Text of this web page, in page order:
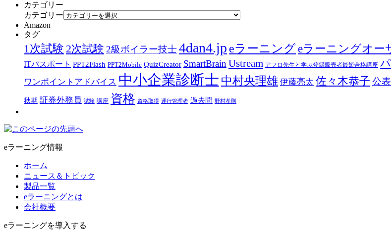
カテゴリー
カテゴリー
Amazon
タグ
1次試験 2次試験 2級ボイラー技士4dan4.jp eラーニング eラーニングオー
ITパスポート PPT2Flash PPT2Mobile QuizCreator SmartBrain Ustream アフロ先生と学ぶ登録販売者最短合格講座
ワンポイントアドバイス 中小企業診断士 中村央理雄 伊藤亮太 佐々木恭子 公
秋期 証券外務員 試験 講座 資格 資格取得 運行管理者 過去問 野村孝則
eラーニング情報
ホーム
ニュース＆トピック
製品一覧
eラーニングとは
会社概要
eラーニングを導入する